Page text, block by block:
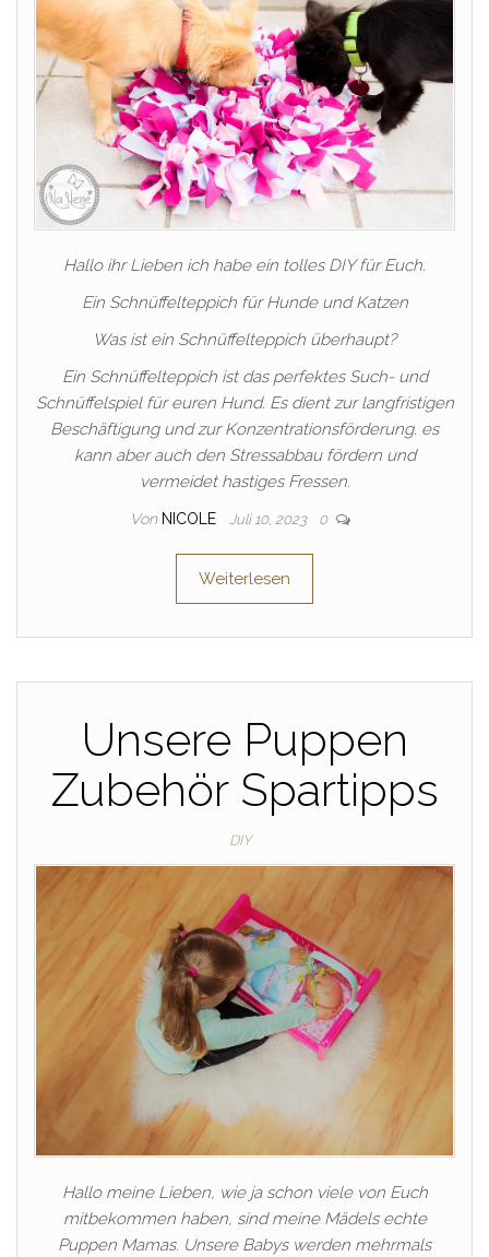
Hallo ihr Lieben ich habe ein tolles DIY für Euch.
Ein Schnüffelteppich für Hunde und Katzen
Was ist ein Schnüffelteppich überhaupt?
Ein Schnüffelteppich ist das perfektes Such- und
Schnüffelspiel für euren Hund. Es dient zur langfristigen
Beschäftigung und zur Konzentrationsförderung. es
kann aber auch den Stressabbau fördern und
vermeidet hastiges Fressen.
Von NICOLE Juli 10, 2023 0
Weiterlesen
Unsere Puppen
Zubehör Spartipps
DIY
Hallo meine Lieben, wie ja schon viele von Euch
mitbekommen haben, sind meine Mädels echte
Puppen Mamas. Unsere Babys werden mehrmals